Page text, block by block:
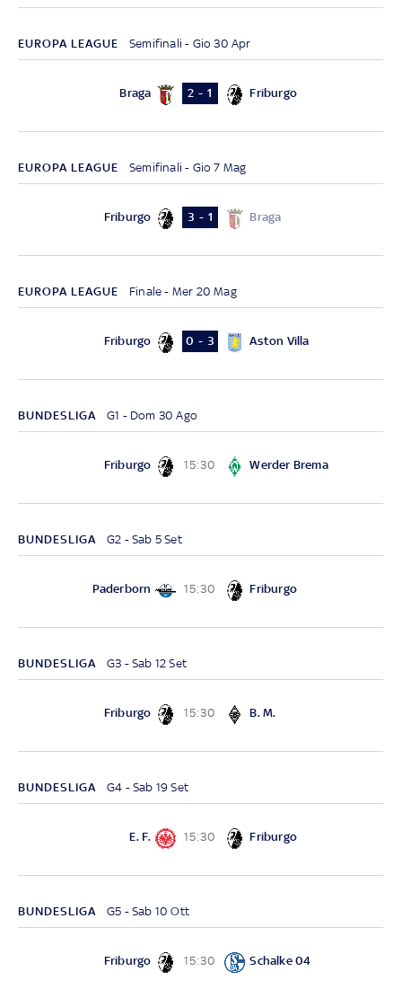
EUROPA LEAGUE Semifinali - Gio 30 Apr
Braga 2 - 1 Friburgo
EUROPA LEAGUE Semifinali - Gio 7 Mag
Friburgo 3 - 1 Braga
EUROPA LEAGUE Finale - Mer 20 Mag
Friburgo 0 - 3 Aston Villa
BUNDESLIGA G1 - Dom 30 Ago
Friburgo 15:30 Werder Brema
BUNDESLIGA G2 - Sab 5 Set
Paderborn 15:30 Friburgo
BUNDESLIGA G3 - Sab 12 Set
Friburgo 15:30 B. M.
BUNDESLIGA G4 - Sab 19 Set
E. F. 15:30 Friburgo
BUNDESLIGA G5 - Sab 10 Ott
Friburgo 15:30 Schalke 04